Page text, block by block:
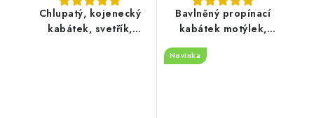
Chlupatý, kojenecký
kabátek, svetřík,
Bavlněný propínací
kabátek motýlek,
světle lososový
Novinka